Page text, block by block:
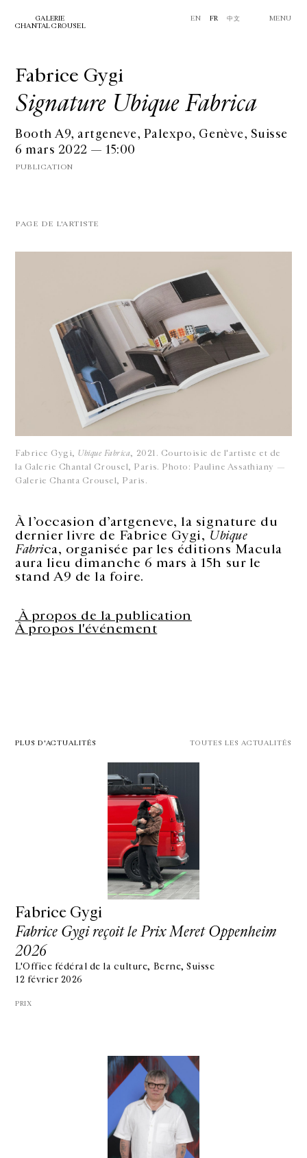
GALERIE
CHANTAL CROUSEL
EN FR 中文 MENU
Fabrice Gygi
Signature Ubique Fabrica
Booth A9, artgeneve, Palexpo, Genève, Suisse
6 mars 2022 — 15:00
PUBLICATION
Fabrice Gygi, Ubique Fabrica, 2021. Courtoisie de l'artiste et de
la Galerie Chantal Crousel, Paris. Photo: Pauline Assathiany —
Galerie Chanta Crousel, Paris.
À l’occasion d’artgeneve, la signature du
dernier livre de Fabrice Gygi, Ubique
Fabrica, organisée par les éditions Macula
aura lieu dimanche 6 mars à 15h sur le
stand A9 de la foire.
À propos de la publication
À propos l'événement
PAGE DE L'ARTISTE
PLUS D'ACTUALITÉS TOUTES LES ACTUALITÉS
Fabrice Gygi
Fabrice Gygi reçoit le Prix Meret Oppenheim
2026
L'Office fédéral de la culture, Berne, Suisse
12 février 2026
PRIX